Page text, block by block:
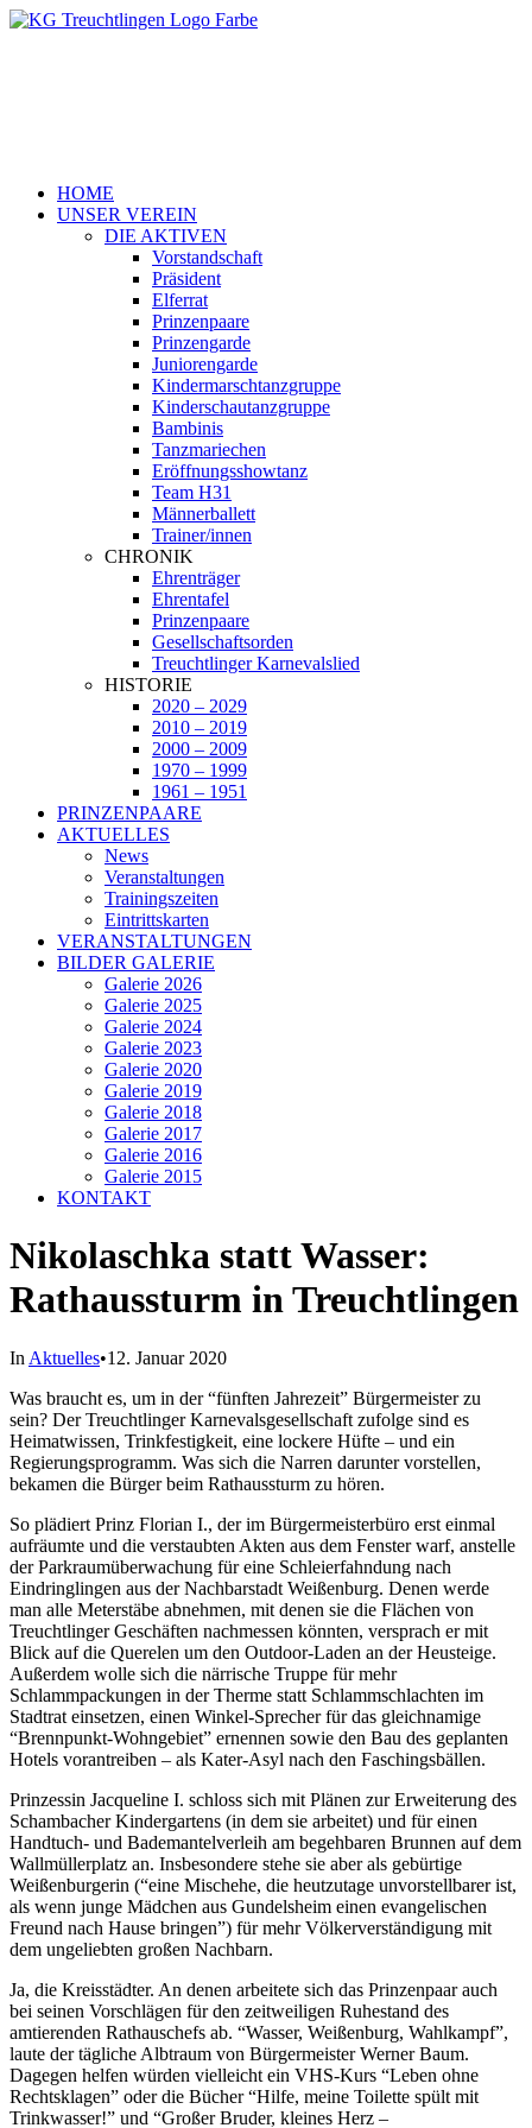
HOME
UNSER VEREIN
DIE AKTIVEN
Vorstandschaft
Präsident
Elferrat
Prinzenpaare
Prinzengarde
Juniorengarde
Kindermarschtanzgruppe
Kinderschautanzgruppe
Bambinis
Tanzmariechen
Eröffnungsshowtanz
Team H31
Männerballett
Trainer/innen
CHRONIK
Ehrenträger
Ehrentafel
Prinzenpaare
Gesellschaftsorden
Treuchtlinger Karnevalslied
HISTORIE
2020 – 2029
2010 – 2019
2000 – 2009
1970 – 1999
1961 – 1951
PRINZENPAARE
AKTUELLES
News
Veranstaltungen
Trainingszeiten
Eintrittskarten
VERANSTALTUNGEN
BILDER GALERIE
Galerie 2026
Galerie 2025
Galerie 2024
Galerie 2023
Galerie 2020
Galerie 2019
Galerie 2018
Galerie 2017
Galerie 2016
Galerie 2015
KONTAKT
Nikolaschka statt Wasser:
Rathaussturm in Treuchtlingen
In Aktuelles•12. Januar 2020
Was braucht es, um in der “fünften Jahrezeit” Bürgermeister zu
sein? Der Treuchtlinger Karnevalsgesellschaft zufolge sind es
Heimatwissen, Trinkfestigkeit, eine lockere Hüfte – und ein
Regierungsprogramm. Was sich die Narren darunter vorstellen,
bekamen die Bürger beim Rathaussturm zu hören.
So plädiert Prinz Florian I., der im Bürgermeisterbüro erst einmal
aufräumte und die verstaubten Akten aus dem Fenster warf, anstelle
der Parkraumüberwachung für eine Schleierfahndung nach
Eindringlingen aus der Nachbarstadt Weißenburg. Denen werde
man alle Meterstäbe abnehmen, mit denen sie die Flächen von
Treuchtlinger Geschäften nachmessen könnten, versprach er mit
Blick auf die Querelen um den Outdoor-Laden an der Heusteige.
Außerdem wolle sich die närrische Truppe für mehr
Schlammpackungen in der Therme statt Schlammschlachten im
Stadtrat einsetzen, einen Winkel-Sprecher für das gleichnamige
“Brennpunkt-Wohngebiet” ernennen sowie den Bau des geplanten
Hotels vorantreiben – als Kater-Asyl nach den Faschingsbällen.
Prinzessin Jacqueline I. schloss sich mit Plänen zur Erweiterung des
Schambacher Kindergartens (in dem sie arbeitet) und für einen
Handtuch- und Bademantelverleih am begehbaren Brunnen auf dem
Wallmüllerplatz an. Insbesondere stehe sie aber als gebürtige
Weißenburgerin (“eine Mischehe, die heutzutage unvorstellbarer ist,
als wenn junge Mädchen aus Gundelsheim einen evangelischen
Freund nach Hause bringen”) für mehr Völkerverständigung mit
dem ungeliebten großen Nachbarn.
Ja, die Kreisstädter. An denen arbeitete sich das Prinzenpaar auch
bei seinen Vorschlägen für den zeitweiligen Ruhestand des
amtierenden Rathauschefs ab. “Wasser, Weißenburg, Wahlkampf”,
laute der tägliche Albtraum von Bürgermeister Werner Baum.
Dagegen helfen würden vielleicht ein VHS-Kurs “Leben ohne
Rechtsklagen” oder die Bücher “Hilfe, meine Toilette spült mit
Trinkwasser!” und “Großer Bruder, kleines Herz –